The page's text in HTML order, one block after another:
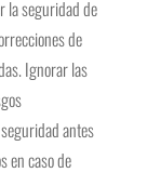
la seguridad de
de
Ignorar las
antes
en caso de